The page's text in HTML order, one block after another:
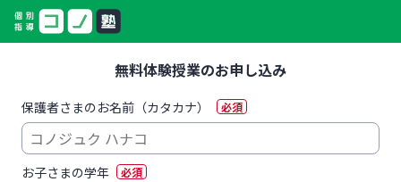
無料体験授業のお申し込み
保護者さまのお名前（カタカナ） 必須
お子さまの学年 必須